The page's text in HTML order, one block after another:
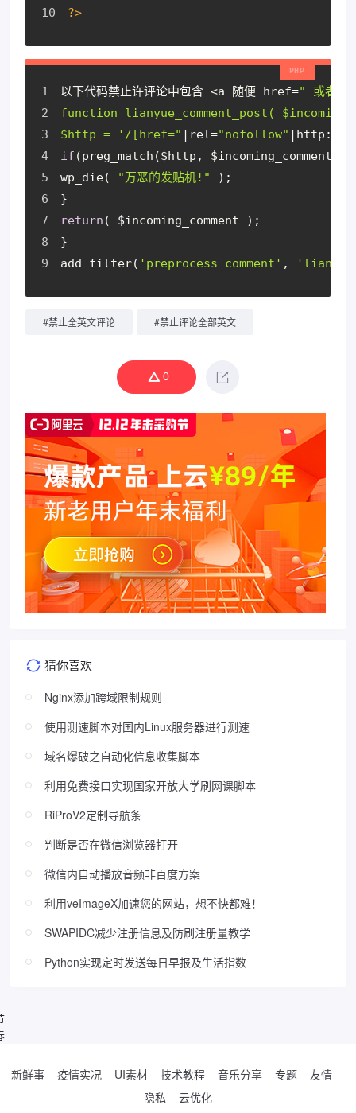
?>
以下代码禁止许评论中包含 <a 随便 href=" 或者
function lianyue_comment_post(
$http = '/[href=" |rel="nofollow" |http:
if (preg_match($http, $incoming_comment[
wp_die(
"万恶的发贴机!"
);
}
return ( $incoming_comment );
}
add_filter( 'preprocess_comment' ,
#禁止全英文评论 #禁止评论全部英文
0
猜你喜欢
Nginx添加跨域限制规则
使用测速脚本对国内Linux服务器进行测速
域名爆破之自动化信息收集脚本
利用免费接口实现国家开放大学刷网课脚本
RiProV2定制导航条
判断是否在微信浏览器打开
微信内自动播放音频非百度方案
利用veImageX加速您的网站，想不快都难！
SWAPIDC减少注册信息及防刷注册量教学
Python实现定时发送每日早报及生活指数
新鲜事 疫情实况 UI素材 技术教程 音乐分享 专题
友情
隐私
云优化